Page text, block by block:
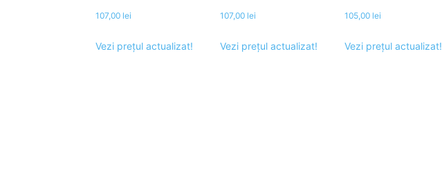
107,00 lei
Vezi prețul actualizat!
107,00 lei
Vezi prețul actualizat!
105,00 lei
Vezi prețul actualizat!